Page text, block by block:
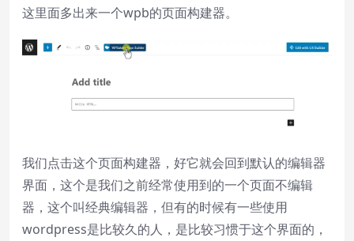
这里面多出来一个wpb的页面构建器。
我们点击这个页面构建器，好它就会回到默认的编辑器
界面，这个是我们之前经常使用到的一个页面不编辑
器，这个叫经典编辑器，但有的时候有一些使用
wordpress是比较久的人，是比较习惯于这个界面的，